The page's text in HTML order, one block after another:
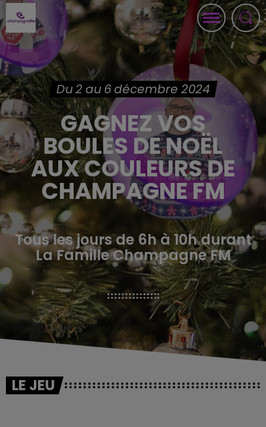
Du 2 au 6 décembre 2024
GAGNEZ VOS
BOULES DE NOËL
AUX COULEURS DE
CHAMPAGNE FM
Tous les jours de 6h à 10h durant
La Famille Champagne FM
LE JEU